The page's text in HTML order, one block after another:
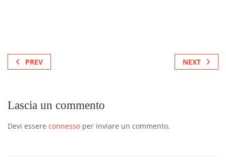
PREV NEXT
Lascia un commento
Devi essere connesso per inviare un commento.